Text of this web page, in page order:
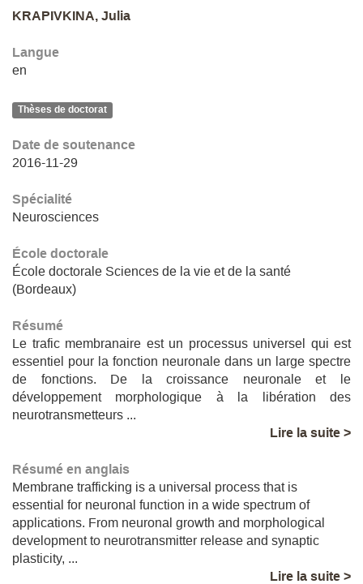
KRAPIVKINA, Julia
Langue
en
Thèses de doctorat
Date de soutenance
2016-11-29
Spécialité
Neurosciences
École doctorale
École doctorale Sciences de la vie et de la santé
(Bordeaux)
Résumé
Le trafic membranaire est un processus universel qui est
essentiel pour la fonction neuronale dans un large spectre
de fonctions. De la croissance neuronale et le
développement morphologique à la libération des
neurotransmetteurs ...
Lire la suite >
Résumé en anglais
Membrane trafficking is a universal process that is
essential for neuronal function in a wide spectrum of
applications. From neuronal growth and morphological
development to neurotransmitter release and synaptic
plasticity, ...
Lire la suite >